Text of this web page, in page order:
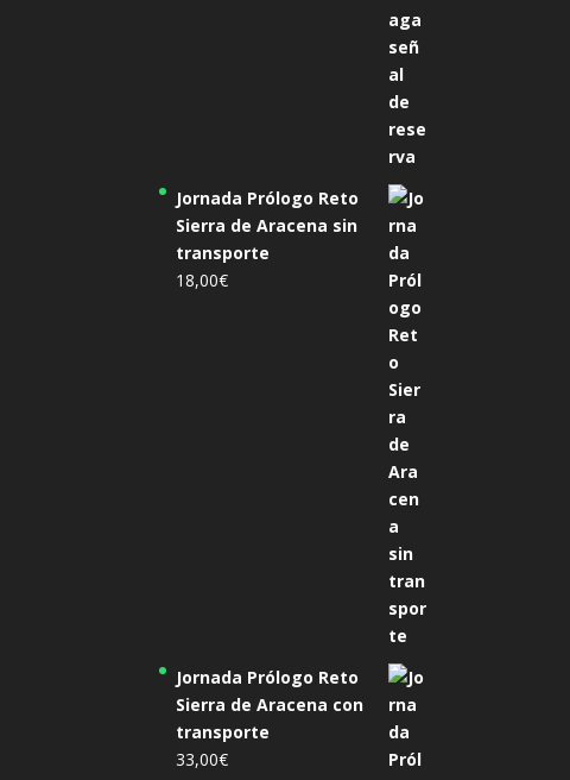
Jornada Prólogo Reto
Sierra de Aracena sin
transporte
18,00€
Jornada Prólogo Reto
Sierra de Aracena con
transporte
33,00€